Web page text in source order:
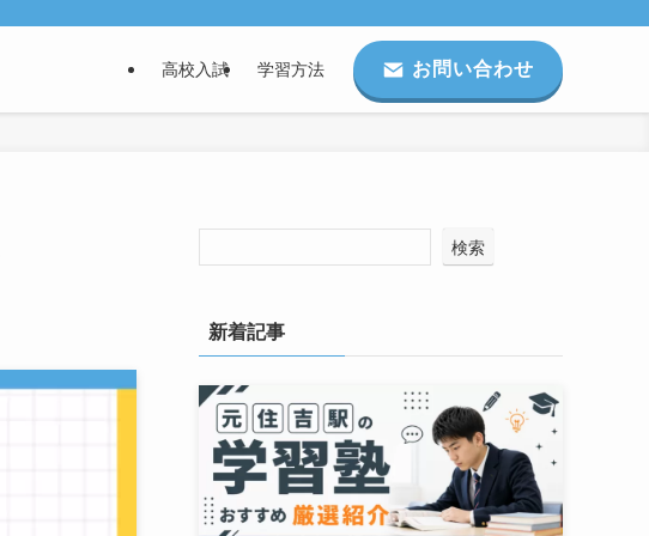
高校入試 学習方法 お問い合わせ
検索
新着記事